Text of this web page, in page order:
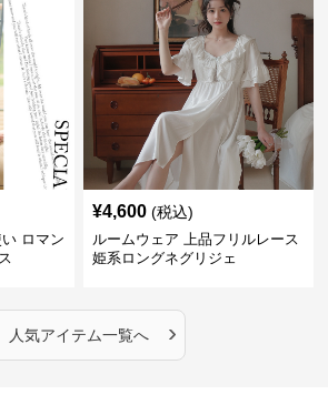
ロマン
¥4,600 (税込)
ルームウェア 上品フリルレース
姫系ロングネグリジェ
人気アイテム一覧へ ›